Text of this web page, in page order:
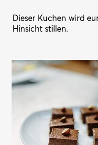
Dieser Kuchen wird
Hinsicht stillen.